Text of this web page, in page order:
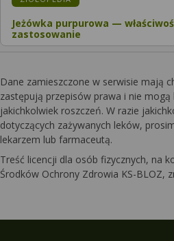
Jeżówka purpurowa —
zastosowanie
Dane zamieszczone w serwisie mają
zastępują przepisów prawa i nie
jakichkolwiek roszczeń. W razie
dotyczących zażywanych leków,
lekarzem lub farmaceutą.
Treść licencji dla osób fizycznych, na
Środków Ochrony Zdrowia KS-BLOZ,